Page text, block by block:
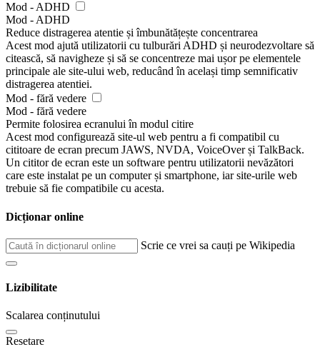
Mod - ADHD
Mod - ADHD
Reduce distragerea atentie și îmbunătățește concentrarea
Acest mod ajută utilizatorii cu tulburări ADHD și neurodezvoltare să
citească, să navigheze și să se concentreze mai ușor pe elementele
principale ale site-ului web, reducând în același timp semnificativ
distragerea atentiei.
Mod - fără vedere
Mod - fără vedere
Permite folosirea ecranului în modul citire
Acest mod configurează site-ul web pentru a fi compatibil cu
cititoare de ecran precum JAWS, NVDA, VoiceOver și TalkBack.
Un cititor de ecran este un software pentru utilizatorii nevăzători
care este instalat pe un computer și smartphone, iar site-urile web
trebuie să fie compatibile cu acesta.
Dicționar online
Scrie ce vrei sa cauți pe Wikipedia
Lizibilitate
Scalarea conținutului
Resetare